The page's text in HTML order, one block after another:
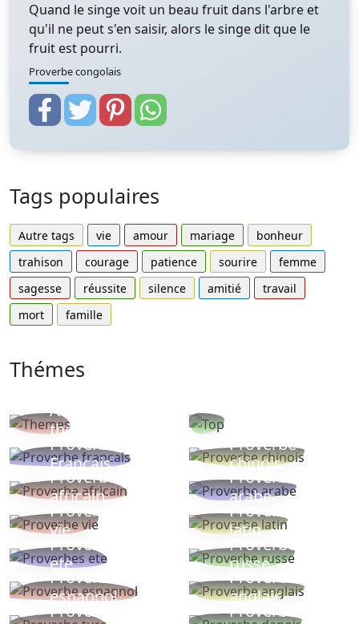
Quand le singe voit un beau fruit dans l'arbre et
qu'il ne peut s'en saisir, alors le singe dit que le
fruit est pourri.
Proverbe congolais
Tags populaires
Autre tags vie amour mariage
bonheur
trahison
courage patience sourire
femme
sagesse
réussite silence amitié
travail
mort
famille
Thémes
Autres
thèmes
Proverbe
Français
Proverbe
chinois
Proverbe
africain
Proverbe
arabe
Proverbe
vie
Proverbe
latin
Proverbes
ete
Proverbe
russe
Proverbe
espagnol
Proverbe
anglais
Proverbe
Proverbe